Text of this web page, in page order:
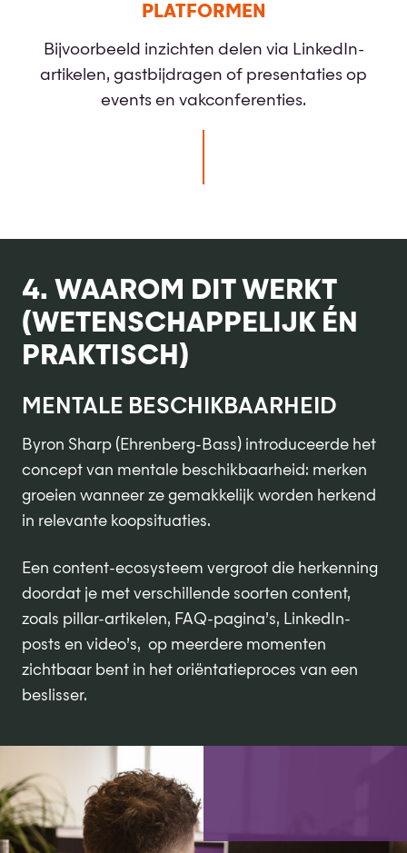
PLATFORMEN
Bijvoorbeeld inzichten delen via LinkedIn-
artikelen, gastbijdragen of presentaties op
events en vakconferenties.
4. WAAROM DIT WERKT
(WETENSCHAPPELIJK ÉN
PRAKTISCH)
MENTALE BESCHIKBAARHEID
Byron Sharp (Ehrenberg-Bass) introduceerde het
concept van mentale beschikbaarheid: merken
groeien wanneer ze gemakkelijk worden herkend
in relevante koopsituaties.
Een content-ecosysteem vergroot die herkenning
doordat je met verschillende soorten content,
zoals pillar-artikelen, FAQ-pagina’s, LinkedIn-
posts en video’s, op meerdere momenten
zichtbaar bent in het oriëntatieproces van een
beslisser.